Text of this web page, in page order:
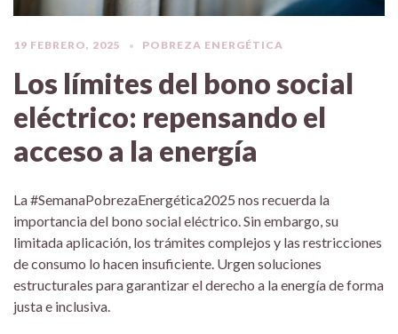
19 FEBRERO, 2025 POBREZA ENERGÉTICA
Los límites del bono social
eléctrico: repensando el
acceso a la energía
La #SemanaPobrezaEnergética2025 nos recuerda la
importancia del bono social eléctrico. Sin embargo, su
limitada aplicación, los trámites complejos y las restricciones
de consumo lo hacen insuficiente. Urgen soluciones
estructurales para garantizar el derecho a la energía de forma
justa e inclusiva.